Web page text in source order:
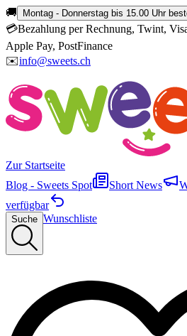
🚚 Montag - Donnerstag bis 15.00 Uhr
💳Bezahlung per Rechnung, Twint,
Apple Pay, PostFinance
✉️info@sweets.ch
Zur Startseite
Blog - Sweets Spot
Short News
verfügbar
Suche Wunschliste